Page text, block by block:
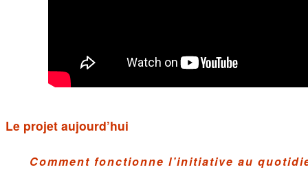
Le projet aujourd’hui
Comment fonctionne l’initiative au